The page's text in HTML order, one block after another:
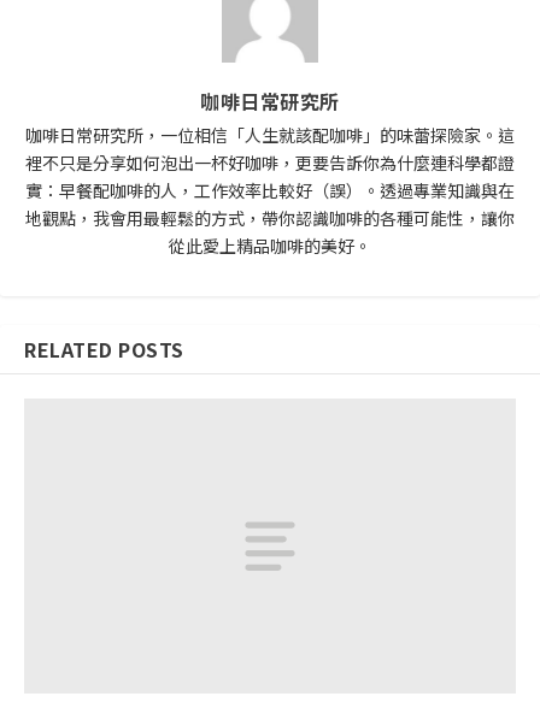
咖啡日常研究所
咖啡日常研究所，一位相信「人生就該配咖啡」的味蕾探險家。這
裡不只是分享如何泡出一杯好咖啡，更要告訴你為什麼連科學都證
實：早餐配咖啡的人，工作效率比較好（誤）。透過專業知識與在
地觀點，我會用最輕鬆的方式，帶你認識咖啡的各種可能性，讓你
從此愛上精品咖啡的美好。
RELATED POSTS